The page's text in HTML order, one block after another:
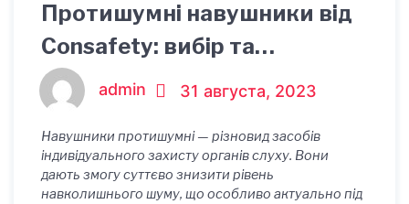
Протишумні навушники від
Consafety: вибір та
практичне застосування
admin 31 августа, 2023
Навушники протишумні — різновид засобів
індивідуального захисту органів слуху. Вони
дають змогу суттєво знизити рівень
навколишнього шуму, що особливо актуально під